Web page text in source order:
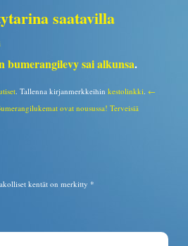
saatavilla
bumerangilevy sai alkunsa.
. Tallenna kirjanmerkkeihin kestolinkki ←
ovat nousussa! Terveisiä
kentät on merkitty *